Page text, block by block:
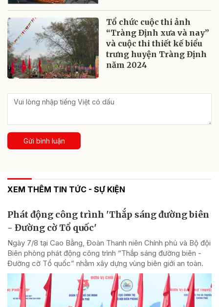
Tổ chức cuộc thi ảnh
“Tràng Định xưa và nay”
và cuộc thi thiết kế biểu
trưng huyện Tràng Định
năm 2024
Gửi bình luận
XEM THÊM TIN TỨC - SỰ KIỆN
Phát động công trình 'Thắp sáng đường biên
- Đường cờ Tổ quốc'
Ngày 7/8 tại Cao Bằng, Đoàn Thanh niên Chính phủ và Bộ đội
Biên phòng phát động công trình “Thắp sáng đường biên -
Đường cờ Tổ quốc” nhằm xây dựng vùng biên giới an toàn.